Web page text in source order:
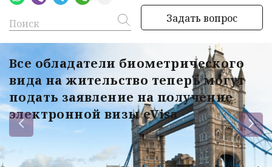
Задать вопрос
Все обладатели биометрического
вида на жительство теперь могут
подать заявление на получение
электронной визы eVisa